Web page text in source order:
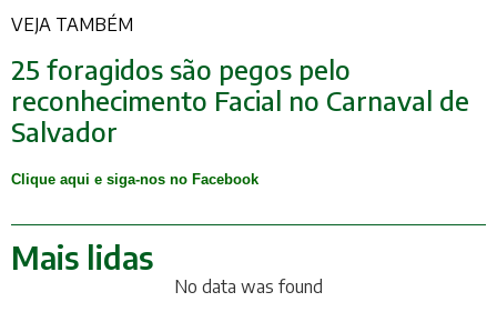
VEJA TAMBÉM
25 foragidos são pegos pelo
reconhecimento Facial no Carnaval de
Salvador
Clique aqui e siga-nos no Facebook
Mais lidas
No data was found